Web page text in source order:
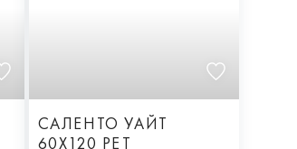
САЛЕНТО УАЙТ
60X120 РЕТ